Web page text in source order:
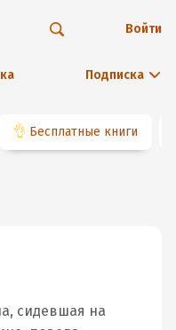
Подписка
Войти
👌 Бесплатные книги
сидевшая на